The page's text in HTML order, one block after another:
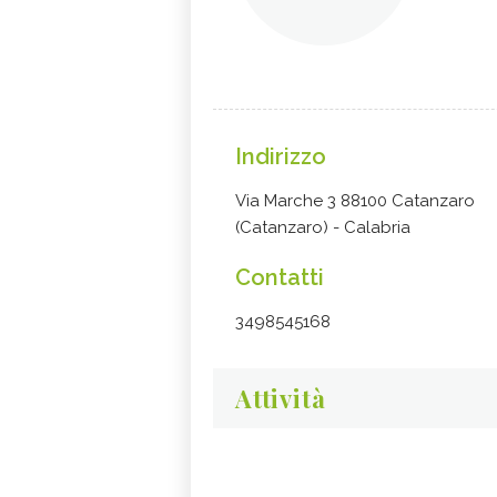
Indirizzo
Via Marche 3 88100 Catanzaro
(Catanzaro) - Calabria
Contatti
3498545168
Attività